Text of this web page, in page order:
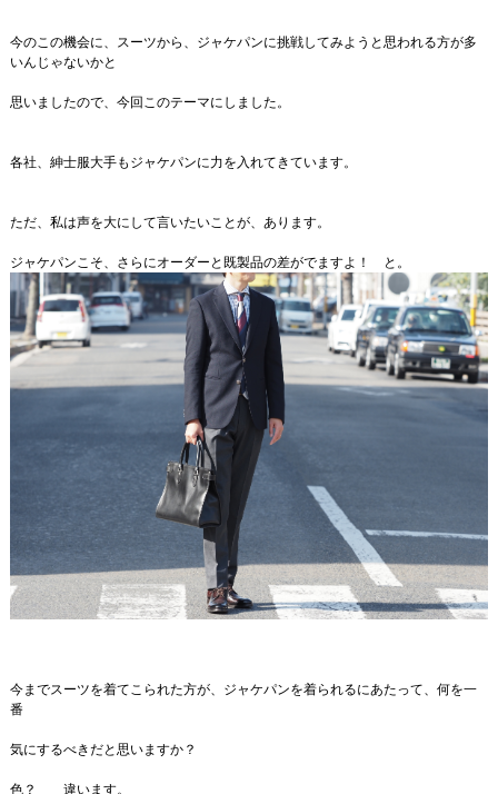
今のこの機会に、スーツから、ジャケパンに挑戦してみようと思われる方が多
いんじゃないかと
思いましたので、今回このテーマにしました。
各社、紳士服大手もジャケパンに力を入れてきています。
ただ、私は声を大にして言いたいことが、あります。
ジャケパンこそ、さらにオーダーと既製品の差がでますよ！ と。
今までスーツを着てこられた方が、ジャケパンを着られるにあたって、何を一
番
気にするべきだと思いますか？
色？ 違います。